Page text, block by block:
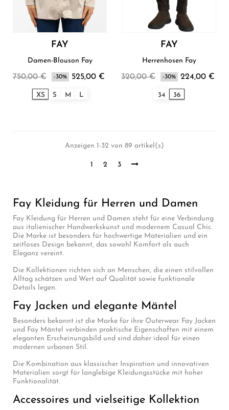
FAY
Damen-Blouson Fay
750,00 € -30% 525,00 €
XS S M L
FAY
Herrenhosen Fay
320,00 € -30% 224,00 €
34 36
Anzeigen 1-32 von 89 artikel(s)
1 2 3
Fay Kleidung für Herren und Damen
Fay Kleidung für Herren und Damen steht für eine Verbindung
aus italienischer Handwerkskunst und modernem Casual Chic.
Die Marke ist besonders für hochwertige Materialien und ein
zeitloses Design bekannt, das sowohl Komfort als auch
Eleganz vereint.
Die Kollektionen richten sich an Menschen, die einen stilvollen
Alltag schätzen und Wert auf Qualität sowie funktionale
Details legen.
Fay Jacken und elegante Mäntel
Besonders bekannt ist die Marke für ihre Outerwear. Fay Jacken
und Fay Mäntel verbinden praktische Eigenschaften mit einem
eleganten Erscheinungsbild und sind daher ideal für einen
modernen urbanen Stil.
Die Kombination aus klassischer Inspiration und innovativen
Materialien sorgt für langlebige Kleidungsstücke mit hoher
Funktionalität.
Accessoires und vielseitige Kollektion